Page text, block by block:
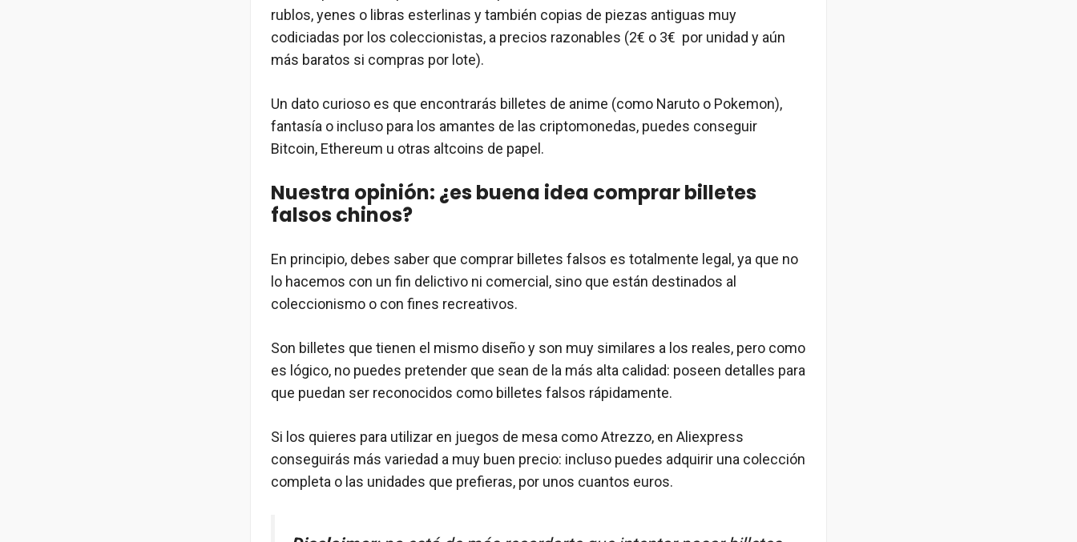
rublos, yenes o libras esterlinas y también copias de piezas antiguas muy
codiciadas por los coleccionistas, a precios razonables (2€ o 3€ por unidad y aún
más baratos si compras por lote).
Un dato curioso es que encontrarás billetes de anime (como Naruto o Pokemon),
fantasía o incluso para los amantes de las criptomonedas, puedes conseguir
Bitcoin, Ethereum u otras altcoins de papel.
Nuestra opinión: ¿es buena idea comprar billetes
falsos chinos?
En principio, debes saber que comprar billetes falsos es totalmente legal, ya que no
lo hacemos con un fin delictivo ni comercial, sino que están destinados al
coleccionismo o con fines recreativos.
Son billetes que tienen el mismo diseño y son muy similares a los reales, pero como
es lógico, no puedes pretender que sean de la más alta calidad: poseen detalles para
que puedan ser reconocidos como billetes falsos rápidamente.
Si los quieres para utilizar en juegos de mesa como Atrezzo, en Aliexpress
conseguirás más variedad a muy buen precio: incluso puedes adquirir una colección
completa o las unidades que prefieras, por unos cuantos euros.